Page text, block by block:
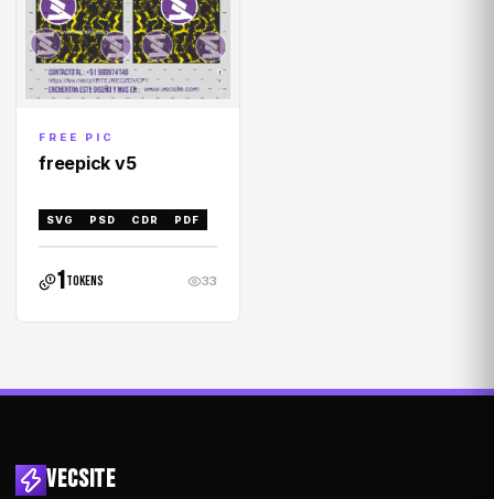
FREE PIC
freepick v5
SVG PSD CDR PDF
1tokens 33
VECSITE